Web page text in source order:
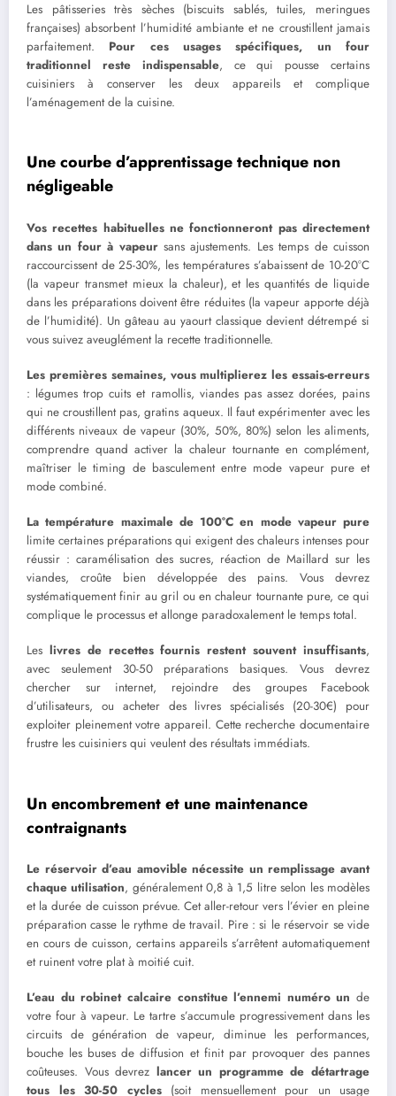
Les pâtisseries très sèches (biscuits sablés, tuiles, meringues
françaises) absorbent l’humidité ambiante et ne croustillent jamais
parfaitement. Pour ces usages spécifiques, un four
traditionnel reste indispensable, ce qui pousse certains
cuisiniers à conserver les deux appareils et complique
l’aménagement de la cuisine.
Une courbe d’apprentissage technique non
négligeable
Vos recettes habituelles ne fonctionneront pas directement
dans un four à vapeursans ajustements. Les temps de cuisson
raccourcissent de 25-30%, les températures s’abaissent de 10-20°C
(la vapeur transmet mieux la chaleur), et les quantités de liquide
dans les préparations doivent être réduites (la vapeur apporte déjà
de l’humidité). Un gâteau au yaourt classique devient détrempé si
vous suivez aveuglément la recette traditionnelle.
Les premières semaines, vous multiplierez les essais-erreurs
: légumes trop cuits et ramollis, viandes pas assez dorées, pains
qui ne croustillent pas, gratins aqueux. Il faut expérimenter avec les
différents niveaux de vapeur (30%, 50%, 80%) selon les aliments,
comprendre quand activer la chaleur tournante en complément,
maîtriser le timing de basculement entre mode vapeur pure et
mode combiné.
La température maximale de 100°C en mode vapeur pure
limite certaines préparations qui exigent des chaleurs intenses pour
réussir : caramélisation des sucres, réaction de Maillard sur les
viandes, croûte bien développée des pains. Vous devrez
systématiquement finir au gril ou en chaleur tournante pure, ce qui
complique le processus et allonge paradoxalement le temps total.
Les livres de recettes fournis restent souvent insuffisants,
avec seulement 30-50 préparations basiques. Vous devrez
chercher sur internet, rejoindre des groupes Facebook
d’utilisateurs, ou acheter des livres spécialisés (20-30€) pour
exploiter pleinement votre appareil. Cette recherche documentaire
frustre les cuisiniers qui veulent des résultats immédiats.
Un encombrement et une maintenance
contraignants
Le réservoir d’eau amovible nécessite un remplissage avant
chaque utilisation, généralement 0,8 à 1,5 litre selon les modèles
et la durée de cuisson prévue. Cet aller-retour vers l’évier en pleine
préparation casse le rythme de travail. Pire : si le réservoir se vide
en cours de cuisson, certains appareils s’arrêtent automatiquement
et ruinent votre plat à moitié cuit.
L’eau du robinet calcaire constitue l’ennemi numéro un de
votre four à vapeur. Le tartre s’accumule progressivement dans les
circuits de génération de vapeur, diminue les performances,
bouche les buses de diffusion et finit par provoquer des pannes
coûteuses. Vous devrez lancer un programme de détartrage
tous les 30-50 cycles(soit mensuellement pour un usage